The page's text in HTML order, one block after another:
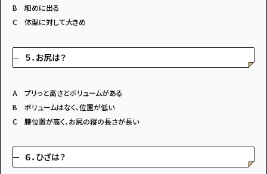
B 細めに出る
C 体型に対して大きめ
５．お尻は？
A プリっと高さとボリュームがある
B ボリュームはなく、位置が低い
C 腰位置が高く、お尻の縦の長さが長い
６．ひざは？